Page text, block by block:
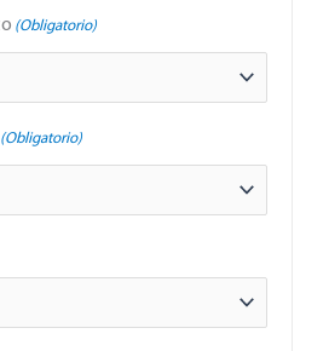
(Obligatorio)
(Obligatorio)